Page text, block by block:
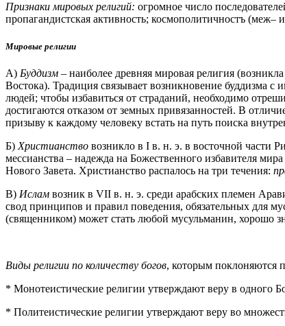
Признаки мировых религий: огромное число
пропагандистская активность; космополитичностъ (меж–
Мировые религии
А) Буддизм – наиболее древняя мировая религия
Востока). Традиция связывает возникновение буддизма
людей; чтобы избавиться от страданий, необходимо
достигаются отказом от земных привязанностей. В
призыву к каждому человеку встать на путь поиска
Б) Христианство возникло в I в. н. э. в восточной части
мессианства – надежда на Божественного избавителя
Нового Завета. Христианство распалось на три течения:
В) Ислам возник в VII в. н. э. среди арабских племен
свод принципов и правил поведения, обязательных для
(священником) может стать любой мусульманин, хорошо
Виды религии по количеству богов, которым поклоняются
* Монотеистические религии утверждают веру в одного
* Политеистические религии утверждают веру во